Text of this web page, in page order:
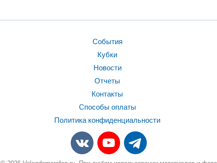
События
Кубки
Новости
Отчеты
Контакты
Способы оплаты
Политика конфиденциальности